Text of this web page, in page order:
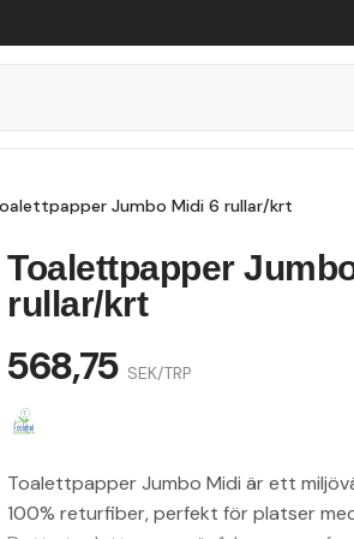
Jumbo Midi 6 rullar/krt
Toalettpapper
rullar/krt
568,75 SEK/TRP
Toalettpapper Jumbo Midi är ett
100% returfiber, perfekt för platser